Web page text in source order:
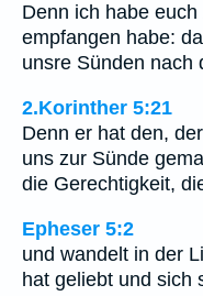
Denn ich habe
empfangen habe:
unsre Sünden nach
2.Korinther 5:21
Denn er hat den,
uns zur Sünde
die Gerechtigkeit,
Epheser 5:2
und wandelt in der
hat geliebt und sich